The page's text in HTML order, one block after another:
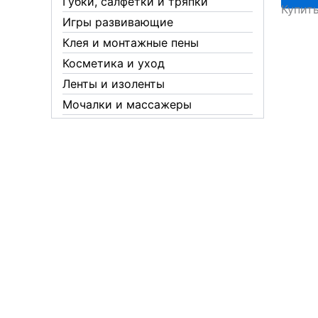
Игры развивающие
Клея и монтажные пены
Косметика и уход
Ленты и изоленты
Мочалки и массажеры